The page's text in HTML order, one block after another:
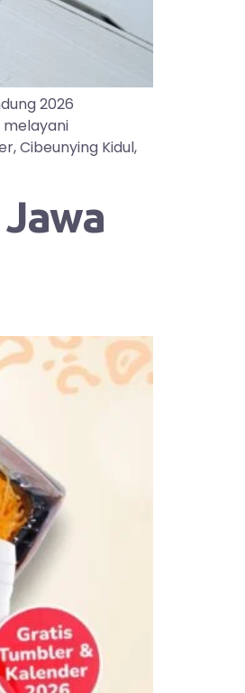
2026
melayani
Cibeunying Kidul,